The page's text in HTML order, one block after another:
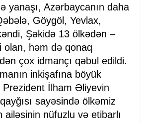
yanaşı, Azərbaycanın daha
Göygöl, Yevlax,
Şəkidə 13 ölkədən –
olan, həm də qonaq
çox idmançı qəbul edildi.
inkişafına böyük
İlham Əliyevin
sayəsində ölkəmiz
ailəsinin nüfuzlu və etibarlı